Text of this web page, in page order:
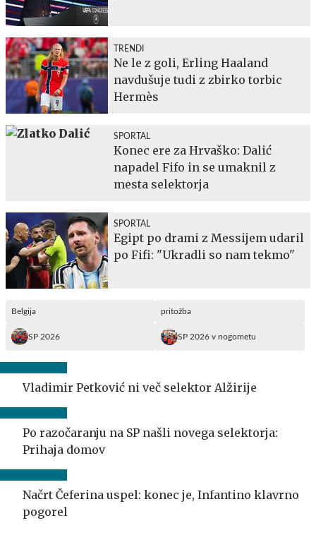
TRENDI
Ne le z goli, Erling Haaland
navdušuje tudi z zbirko torbic
Hermès
SPORTAL
Konec ere za Hrvaško: Dalić
napadel Fifo in se umaknil z
mesta selektorja
SPORTAL
Egipt po drami z Messijem udaril
po Fifi: "Ukradli so nam tekmo"
Belgija pritožba
SP 2026 SP 2026 v nogometu
Vladimir Petković ni več selektor Alžirije
Po razočaranju na SP našli novega selektorja:
Prihaja domov
Načrt Čeferina uspel: konec je, Infantino klavrno
pogorel